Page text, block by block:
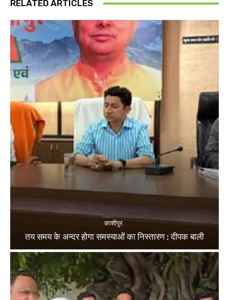
RELATED ARTICLES
काशीपुर
तय समय के अन्दर होगा समस्याओं का निस्तारण : दीपक बाली